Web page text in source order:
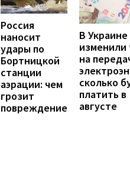
Россия
наносит
удары по
Бортницкой
станции
аэрации: чем
грозит
повреждение
В Украине
на
сколько
платить в
августе